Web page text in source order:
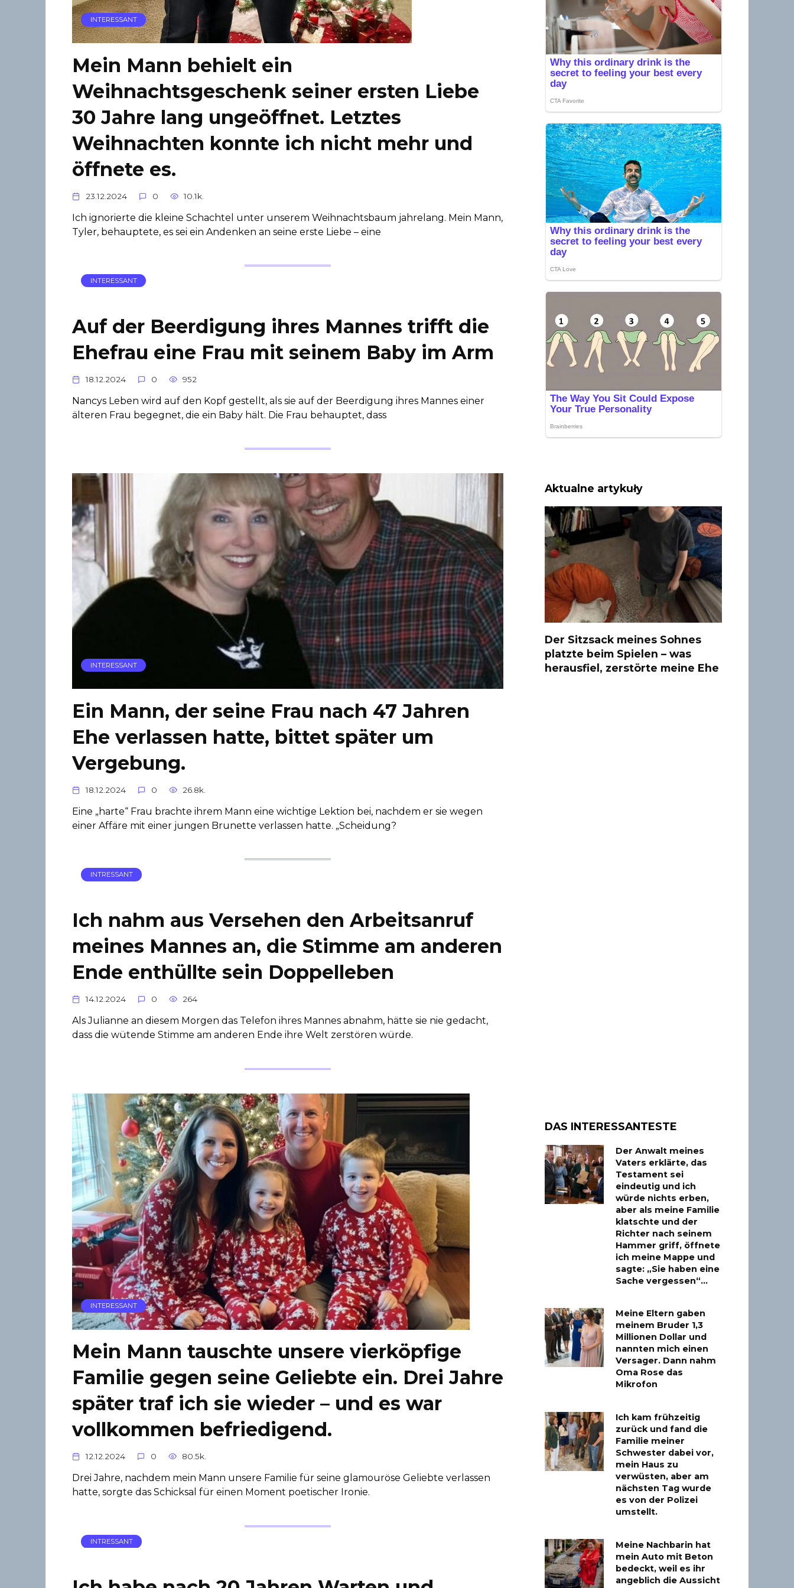
INTERESSANT
Mein Mann behielt ein
Weihnachtsgeschenk seiner ersten Liebe
30 Jahre lang ungeöffnet. Letztes
Weihnachten konnte ich nicht mehr und
öffnete es.
23.12.2024 0 10.1k.
Ich ignorierte die kleine Schachtel unter unserem Weihnachtsbaum jahrelang. Mein Mann,
Tyler, behauptete, es sei ein Andenken an seine erste Liebe – eine
INTERESSANT
Auf der Beerdigung ihres Mannes trifft die
Ehefrau eine Frau mit seinem Baby im Arm
18.12.2024 0 952
Nancys Leben wird auf den Kopf gestellt, als sie auf der Beerdigung ihres Mannes einer
älteren Frau begegnet, die ein Baby hält. Die Frau behauptet, dass
INTERESSANT
Ein Mann, der seine Frau nach 47 Jahren
Ehe verlassen hatte, bittet später um
Vergebung.
18.12.2024 0 26.8k.
Eine „harte“ Frau brachte ihrem Mann eine wichtige Lektion bei, nachdem er sie wegen
einer Affäre mit einer jungen Brunette verlassen hatte. „Scheidung?
INTRESSANT
Ich nahm aus Versehen den Arbeitsanruf
meines Mannes an, die Stimme am anderen
Ende enthüllte sein Doppelleben
14.12.2024 0 264
Als Julianne an diesem Morgen das Telefon ihres Mannes abnahm, hätte sie nie gedacht,
dass die wütende Stimme am anderen Ende ihre Welt zerstören würde.
INTERESSANT
Mein Mann tauschte unsere vierköpfige
Familie gegen seine Geliebte ein. Drei Jahre
später traf ich sie wieder – und es war
vollkommen befriedigend.
12.12.2024 0 80.5k.
Drei Jahre, nachdem mein Mann unsere Familie für seine glamouröse Geliebte verlassen
hatte, sorgte das Schicksal für einen Moment poetischer Ironie.
INTRESSANT
Aktualne artykuły
Der Sitzsack meines Sohnes
platzte beim Spielen – was
herausfiel, zerstörte meine Ehe
DAS INTERESSANTESTE
Der Anwalt meines
Vaters erklärte, das
Testament sei
eindeutig und ich
würde nichts erben,
aber als meine Familie
klatschte und der
Richter nach seinem
Hammer griff, öffnete
ich meine Mappe und
sagte: „Sie haben eine
Sache vergessen“…
Meine Eltern gaben
meinem Bruder 1,3
Millionen Dollar und
nannten mich einen
Versager. Dann nahm
Oma Rose das
Mikrofon
Ich kam frühzeitig
zurück und fand die
Familie meiner
Schwester dabei vor,
mein Haus zu
verwüsten, aber am
nächsten Tag wurde
es von der Polizei
umstellt.
Meine Nachbarin hat
mein Auto mit Beton
bedeckt, weil es ihr
angeblich die Aussicht